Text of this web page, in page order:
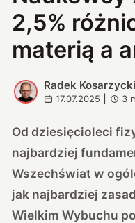
2,5%
materią a
R
Radek Kosarzycki
17.07.2025 3
Od dziesięcioleci
najbardziej
Wszechświat w
jak najbardziej
Wielkim Wybuchu